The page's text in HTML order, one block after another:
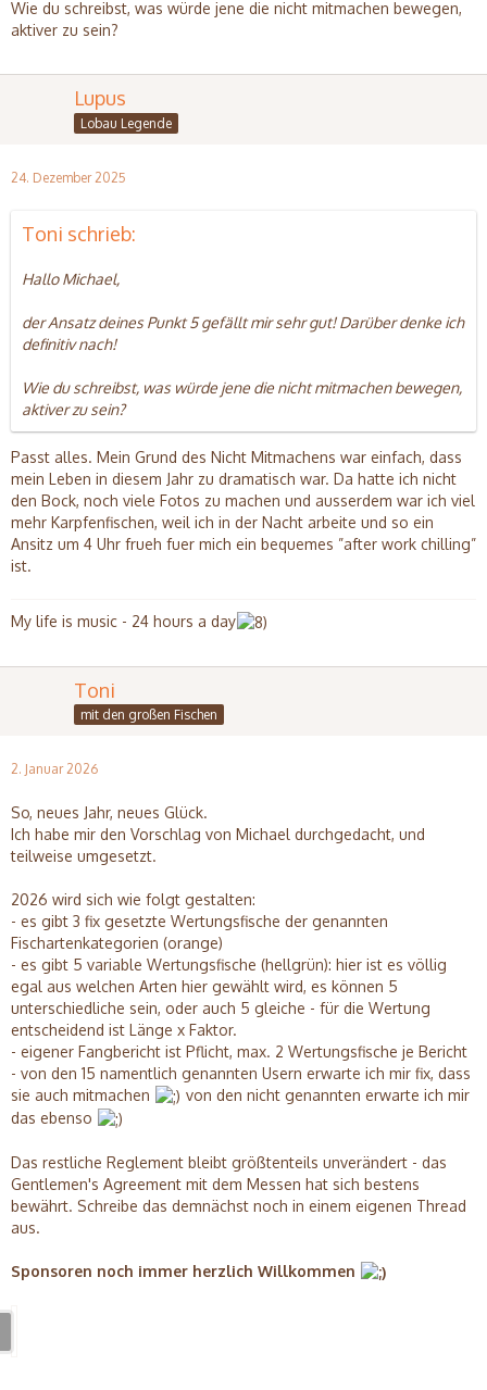
Wie du schreibst, was würde jene die nicht mitmachen bewegen,
aktiver zu sein?
Lupus
Lobau Legende
24. Dezember 2025
Toni schrieb:
Hallo Michael,
der Ansatz deines Punkt 5 gefällt mir sehr gut! Darüber denke ich
definitiv nach!
Wie du schreibst, was würde jene die nicht mitmachen bewegen,
aktiver zu sein?
Passt alles. Mein Grund des Nicht Mitmachens war einfach, dass
mein Leben in diesem Jahr zu dramatisch war. Da hatte ich nicht
den Bock, noch viele Fotos zu machen und ausserdem war ich viel
mehr Karpfenfischen, weil ich in der Nacht arbeite und so ein
Ansitz um 4 Uhr frueh fuer mich ein bequemes ”after work chilling”
ist.
My life is music - 24 hours a day
Toni
mit den großen Fischen
2. Januar 2026
So, neues Jahr, neues Glück.
Ich habe mir den Vorschlag von Michael durchgedacht, und
teilweise umgesetzt.
2026 wird sich wie folgt gestalten:
- es gibt 3 fix gesetzte Wertungsfische der genannten
Fischartenkategorien (orange)
- es gibt 5 variable Wertungsfische (hellgrün): hier ist es völlig
egal aus welchen Arten hier gewählt wird, es können 5
unterschiedliche sein, oder auch 5 gleiche - für die Wertung
entscheidend ist Länge x Faktor.
- eigener Fangbericht ist Pflicht, max. 2 Wertungsfische je Bericht
- von den 15 namentlich genannten Usern erwarte ich mir fix, dass
sie auch mitmachen
von den nicht genannten erwarte ich mir
das ebenso
Das restliche Reglement bleibt größtenteils unverändert - das
Gentlemen's Agreement mit dem Messen hat sich bestens
bewährt. Schreibe das demnächst noch in einem eigenen Thread
aus.
Sponsoren noch immer herzlich Willkommen